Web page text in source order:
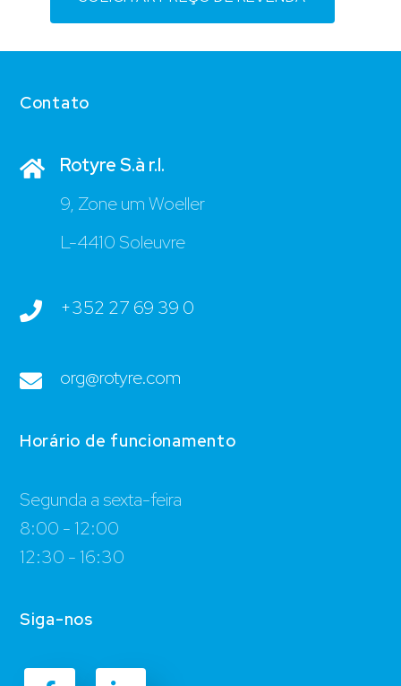
Contato
Rotyre S.à r.l.
9, Zone um Woeller
L-4410 Soleuvre
+352 27 69 39 0
org@rotyre.com
Horário de funcionamento
Segunda a sexta-feira
8:00 - 12:00
12:30 - 16:30
Siga-nos